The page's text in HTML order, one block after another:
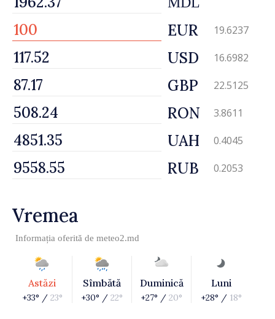
EUR 19.6237
USD 16.6982
GBP 22.5125
RON 3.8611
UAH 0.4045
RUB 0.2053
Vremea
Informația oferită de meteo2.md
Astăzi
+33° / 23°
Sîmbătă
+30° / 22°
Duminică
+27° / 20°
Luni
+28° / 18°